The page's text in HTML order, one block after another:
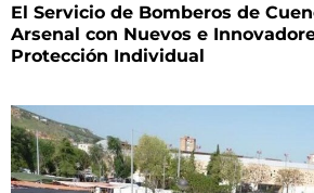
El Servicio de Bomberos de
Arsenal con Nuevos e
Protección Individual